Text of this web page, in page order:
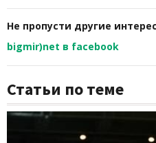
Не пропусти другие
bigmir)net в facebook
Статьи по теме